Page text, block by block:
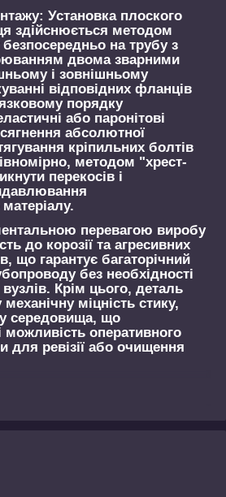
Установка плоского
здійснюється методом
на трубу з
двома зварними
і зовнішньому
відповідних фланців
порядку
або паронітові
абсолютної
кріпильних болтів
методом "хрест-
перекосів і
перевагою виробу
до корозії та агресивних
що гарантує багаторічний
без необхідності
вузлів. Крім цього, деталь
міцність стику,
середовища, що
можливість оперативного
для ревізії або очищення